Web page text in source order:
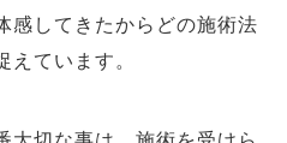
感してきたからどの施術法
えています。